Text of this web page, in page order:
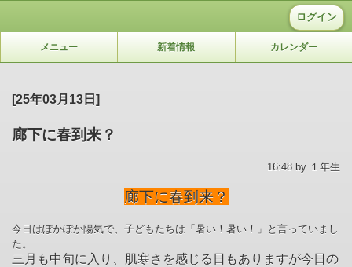
ログイン
メニュー 新着情報 カレンダー
[25年03月13日]
廊下に春到来？
16:48 by １年生
廊下に春到来？
今日はぽかぽか陽気で、子どもたちは「暑い！暑い！」と言っていまし
た。
三月も中旬に入り、肌寒さを感じる日もありますが今日の